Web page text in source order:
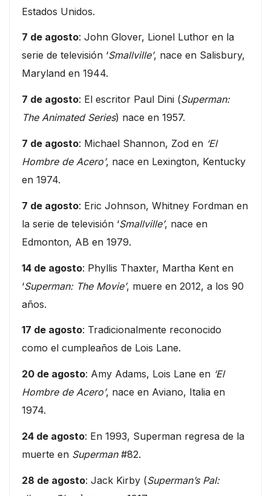
Estados Unidos.
7 de agosto: John Glover, Lionel Luthor en la
serie de televisión ‘Smallville’, nace en Salisbury,
Maryland en 1944.
7 de agosto: El escritor Paul Dini (Superman:
The Animated Series) nace en 1957.
7 de agosto: Michael Shannon, Zod en ‘El
Hombre de Acero’, nace en Lexington, Kentucky
en 1974.
7 de agosto: Eric Johnson, Whitney Fordman en
la serie de televisión ‘Smallville’, nace en
Edmonton, AB en 1979.
14 de agosto: Phyllis Thaxter, Martha Kent en
‘Superman: The Movie’, muere en 2012, a los 90
años.
17 de agosto: Tradicionalmente reconocido
como el cumpleaños de Lois Lane.
20 de agosto: Amy Adams, Lois Lane en ‘El
Hombre de Acero’, nace en Aviano, Italia en
1974.
24 de agosto: En 1993, Superman regresa de la
muerte en Superman#82.
28 de agosto: Jack Kirby (Superman’s Pal: